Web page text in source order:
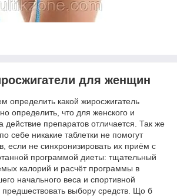
для женщин
какой жиросжигатель
определить, что для женского и
действие препаратов отличается. Так же
себе никакие таблетки не помогут
если не синхронизировать их приём с
программой диеты: тщательный
калорий и расчёт программы в
начального веса и спортивной
предшествовать выбору средств. Що б